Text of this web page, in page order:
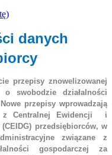
danych
przepisy znowelizowanej
swobodzie działalności
Nowe przepisy wprowadzają
Centralnej Ewidencji  i
przedsiębiorców, w
związane z
gospodarczej za